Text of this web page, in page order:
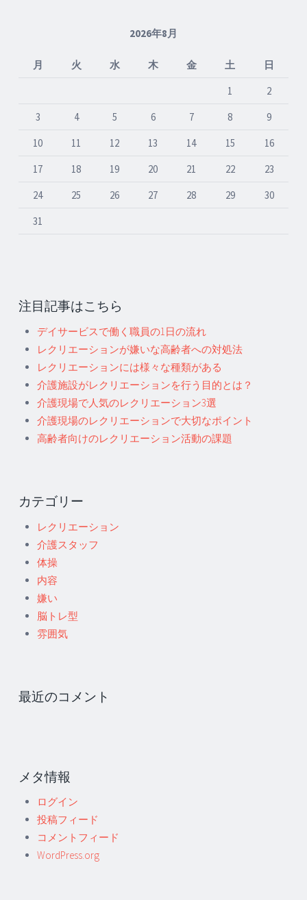
2026年8月
月 火 水 木 金 土
日
1
2
3
4 5 6 7 8
9
10
11 12 13 14 15
16
17
18 19 20 21 22
23
24
25 26 27 28 29
30
31
注目記事はこちら
デイサービスで働く職員の1日の流れ
レクリエーションが嫌いな高齢者への対処法
レクリエーションには様々な種類がある
介護施設がレクリエーションを行う目的とは？
介護現場で人気のレクリエーション3選
介護現場のレクリエーションで大切なポイント
高齢者向けのレクリエーション活動の課題
カテゴリー
レクリエーション
介護スタッフ
体操
内容
嫌い
脳トレ型
雰囲気
最近のコメント
メタ情報
ログイン
投稿フィード
コメントフィード
WordPress.org